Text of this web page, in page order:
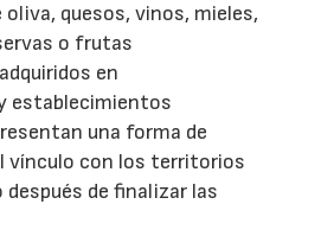
quesos, vinos, mieles,
o frutas
en
establecimientos
una forma de
vínculo con los territorios
de finalizar las